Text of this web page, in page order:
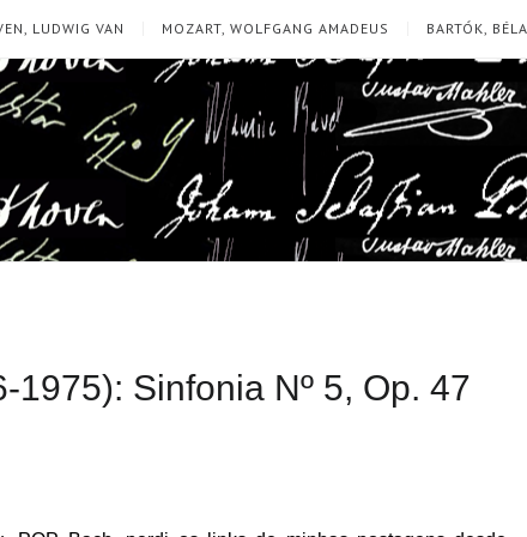
LUDWIG VAN MOZART, WOLFGANG AMADEUS BARTÓK, BÉLA
Sinfonia Nº 5, Op. 47